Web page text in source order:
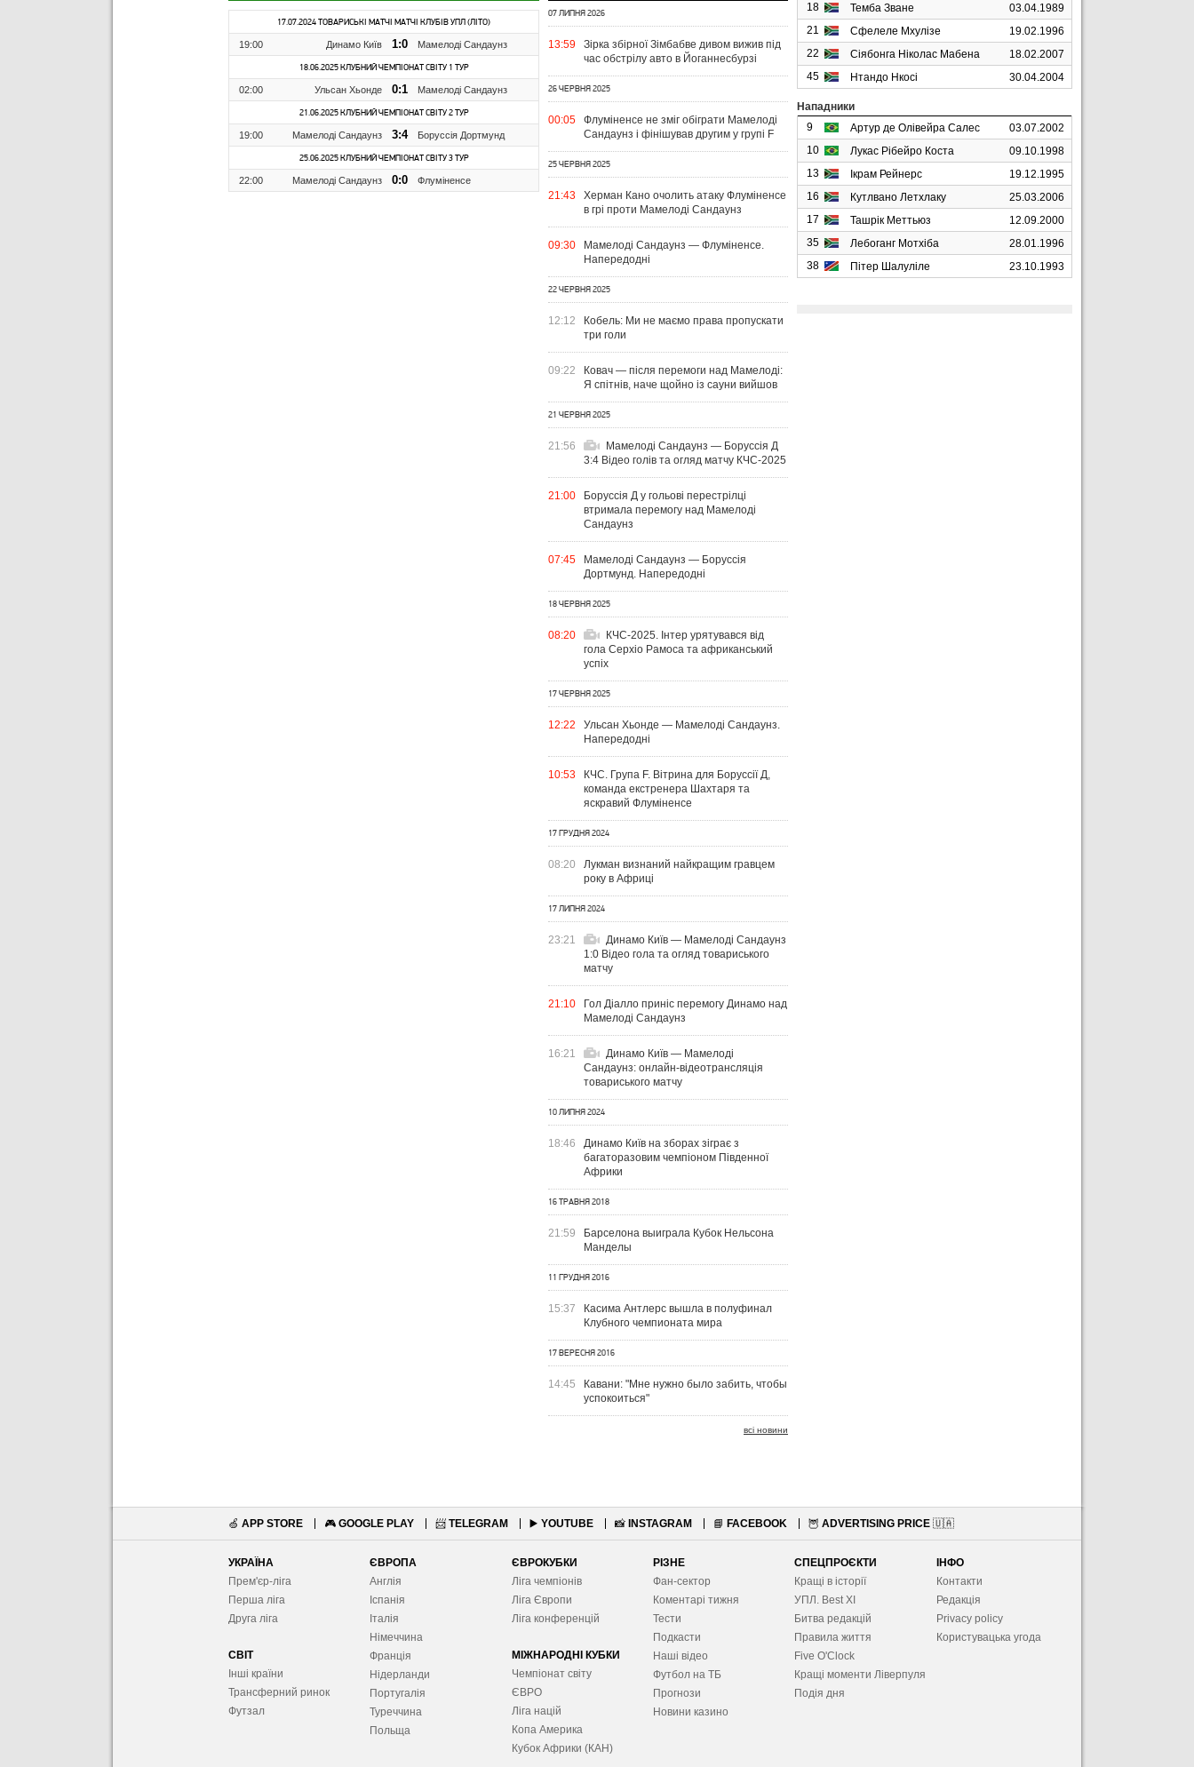
17.07.2024 ТОВАРИСЬКІ МАТЧІ МАТЧІ КЛУБІВ УПЛ (ЛІТО)
19:00 Динамо Київ 1:0 Мамелоді Сандаунз
18.06.2025 КЛУБНИЙ ЧЕМПІОНАТ СВІТУ 1 ТУР
02:00 Ульсан Хьонде 0:1 Мамелоді Сандаунз
21.06.2025 КЛУБНИЙ ЧЕМПІОНАТ СВІТУ 2 ТУР
19:00 Мамелоді Сандаунз 3:4 Боруссія Дортмунд
25.06.2025 КЛУБНИЙ ЧЕМПІОНАТ СВІТУ 3 ТУР
22:00 Мамелоді Сандаунз 0:0 Флуміненсе
07 ЛИПНЯ 2026
13:59
Зірка збірної Зімбабве дивом вижив під
час обстрілу авто в Йоганнесбурзі
26 ЧЕРВНЯ 2025
00:05
Флуміненсе не зміг обіграти Мамелоді
Сандаунз і фінішував другим у групі F
25 ЧЕРВНЯ 2025
21:43
Херман Кано очолить атаку Флуміненсе
в грі проти Мамелоді Сандаунз
09:30
Мамелоді Сандаунз — Флуміненсе.
Напередодні
22 ЧЕРВНЯ 2025
12:12
Кобель: Ми не маємо права пропускати
три голи
09:22
Ковач — після перемоги над Мамелоді:
Я спітнів, наче щойно із сауни вийшов
21 ЧЕРВНЯ 2025
21:56
Мамелоді Сандаунз — Боруссія Д
3:4 Відео голів та огляд матчу КЧС-2025
21:00
Боруссія Д у гольові перестрілці
втримала перемогу над Мамелоді
Сандаунз
07:45
Мамелоді Сандаунз — Боруссія
Дортмунд. Напередодні
18 ЧЕРВНЯ 2025
08:20
КЧС-2025. Інтер урятувався від
гола Серхіо Рамоса та африканський
успіх
17 ЧЕРВНЯ 2025
12:22
Ульсан Хьонде — Мамелоді Сандаунз.
Напередодні
10:53
КЧС. Група F. Вітрина для Боруссії Д,
команда екстренера Шахтаря та
яскравий Флуміненсе
17 ГРУДНЯ 2024
08:20
Лукман визнаний найкращим гравцем
року в Африці
17 ЛИПНЯ 2024
23:21
Динамо Київ — Мамелоді Сандаунз
1:0 Відео гола та огляд товариського
матчу
21:10
Гол Діалло приніс перемогу Динамо над
Мамелоді Сандаунз
16:21
Динамо Київ — Мамелоді
Сандаунз: онлайн-відеотрансляція
товариського матчу
10 ЛИПНЯ 2024
18:46
Динамо Київ на зборах зіграє з
багаторазовим чемпіоном Південної
Африки
16 ТРАВНЯ 2018
21:59
Барселона выиграла Кубок Нельсона
Манделы
11 ГРУДНЯ 2016
15:37
Касима Антлерс вышла в полуфинал
Клубного чемпионата мира
17 ВЕРЕСНЯ 2016
14:45
Кавани: "Мне нужно было забить, чтобы
успокоиться"
всі новини
18
Темба Зване
03.04.1989
21
Сфелеле Мхулізе
19.02.1996
22
Сіябонга Ніколас Мабена
18.02.2007
45
Нтандо Нкосі 30.04.2004
Нападники
9
Артур де Олівейра Салес
03.07.2002
10
Лукас Рібейро Коста
09.10.1998
13
Ікрам Рейнерс
19.12.1995
16
Кутлвано Летхлаку
25.03.2006
17
Ташрік Меттьюз
12.09.2000
35
Лебоганг Мотхіба
28.01.1996
38
Пітер Шалуліле 23.10.1993
🍏 APP STORE 🎮 GOOGLE PLAY 📨 TELEGRAM ▶️ YOUTUBE 📸 INSTAGRAM 📘 FACEBOOK 🦉 ADVERTISING PRICE 🇺🇦
УКРАЇНА
Прем'єр-ліга
Перша ліга
Друга ліга
СВІТ
Інші країни
Трансферний ринок
Футзал
ЄВРОПА
Англія
Іспанія
Італія
Німеччина
Франція
Нідерланди
Португалія
Туреччина
Польща
ЄВРОКУБКИ
Ліга чемпіонів
Ліга Європи
Ліга конференцій
МІЖНАРОДНІ КУБКИ
Чемпіонат світу
ЄВРО
Ліга націй
Копа Америка
Кубок Африки (КАН)
РІЗНЕ
Фан-сектор
Коментарі тижня
Тести
Подкасти
Наші відео
Футбол на ТБ
Прогнози
Новини казино
СПЕЦПРОЄКТИ
Кращі в історії
УПЛ. Best XІ
Битва редакцій
Правила життя
Five O'Clock
Кращі моменти Ліверпуля
Подія дня
ІНФО
Контакти
Редакція
Privacy policy
Користувацька угода